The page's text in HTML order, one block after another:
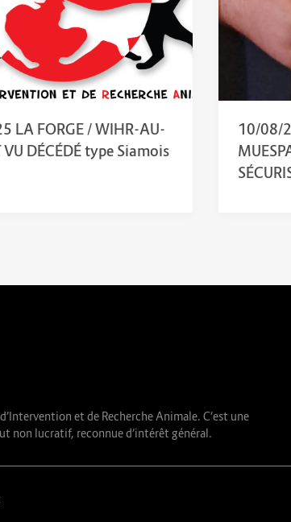
LA FORGE / WIHR-AU-
DÉCÉDÉ type Siamois
10/08/
et de Recherche Animale. C’est une
non lucratif, reconnue d’intérêt général.